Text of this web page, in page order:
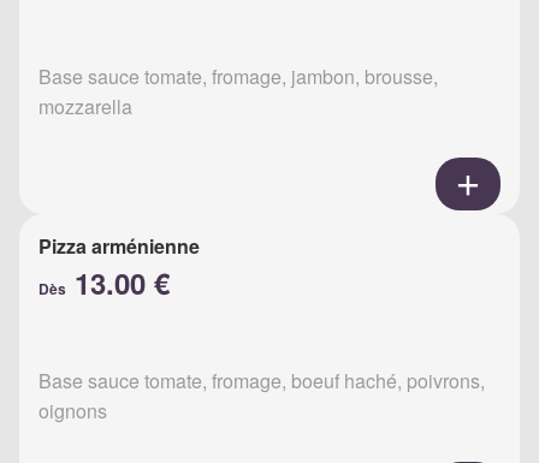
Base sauce tomate, fromage, jambon, brousse,
mozzarella
Pizza arménienne
Dès 13.00 €
Base sauce tomate, fromage, boeuf haché, poivrons,
oignons